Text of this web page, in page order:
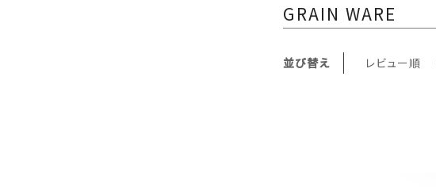
GRAIN WARE
並び替え レビュー順